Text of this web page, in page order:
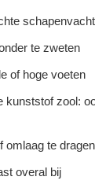
schapenvacht
te zweten
of hoge voeten
kunststof zool:
omlaag te dragen
overal bij